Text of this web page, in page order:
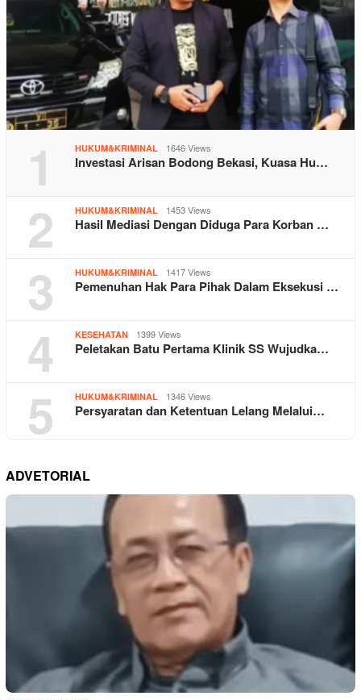
1 HUKUM&KRIMINAL 1646 Views
Investasi Arisan Bodong Bekasi, Kuasa Hu…
2 HUKUM&KRIMINAL 1453 Views
Hasil Mediasi Dengan Diduga Para Korban …
3 HUKUM&KRIMINAL 1417 Views
Pemenuhan Hak Para Pihak Dalam Eksekusi …
4 KESEHATAN 1399 Views
Peletakan Batu Pertama Klinik SS Wujudka…
5 HUKUM&KRIMINAL 1346 Views
Persyaratan dan Ketentuan Lelang Melalui…
ADVETORIAL